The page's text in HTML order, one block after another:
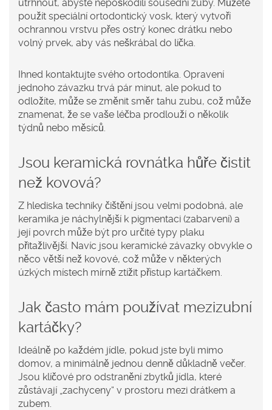
utrhnout, abyste nepoškodili sousední zuby. Můžete
použít speciální ortodontický vosk, který vytvoří
ochrannou vrstvu přes ostrý konec drátku nebo
volný prvek, aby vás neškrábal do líčka.
Ihned kontaktujte svého ortodontika. Opravení
jednoho závazku trvá pár minut, ale pokud to
odložíte, může se změnit směr tahu zubu, což může
znamenat, že se vaše léčba prodlouží o několik
týdnů nebo měsíců.
Jsou keramická rovnátka hůře čistit
než kovová?
Z hlediska techniky čištění jsou velmi podobná, ale
keramika je náchylnější k pigmentaci (zabarvení) a
její povrch může být pro určité typy plaku
přitažlivější. Navíc jsou keramické závazky obvykle o
něco větší než kovové, což může v některých
úzkých místech mírně ztížit přístup kartáčkem.
Jak často mám používat mezizubní
kartáčky?
Ideálně po každém jídle, pokud jste byli mimo
domov, a minimálně jednou denně důkladně večer.
Jsou klíčové pro odstranění zbytků jídla, které
zůstávají „zachyceny“ v prostoru mezi drátkem a
zubem.